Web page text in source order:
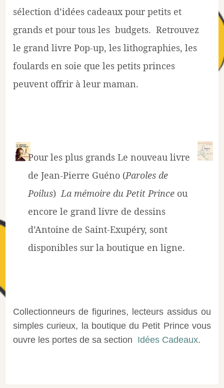
sélection d’idées cadeaux pour petits et
grands et pour tous les budgets. Retrouvez
le grand livre Pop-up, les lithographies, les
foulards en soie que les petits princes
peuvent offrir à leur maman.
Pour les plus grands Le nouveau livre
de Jean-Pierre Guéno (Paroles de
Poilus)La mémoire du Petit Prince ou
encore le grand livre de dessins
d’Antoine de Saint-Exupéry, sont
disponibles sur la boutique en ligne.
Collectionneurs de figurines, lecteurs assidus ou
simples curieux, la boutique du Petit Prince vous
ouvre les portes de sa section Idées Cadeaux.